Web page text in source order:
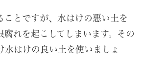
ことですが、水はけの悪い土を
腐れを起こしてしまいます。その
水はけの良い土を使いましょ